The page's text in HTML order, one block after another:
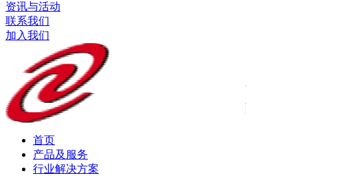
资讯与活动
联系我们
加入我们
首页
产品及服务
行业解决方案